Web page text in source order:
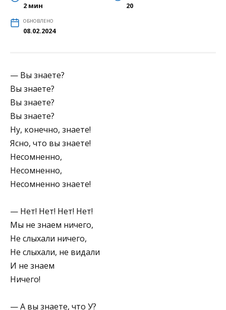
2 мин 20
ОБНОВЛЕНО
08.02.2024
— Вы знаете?
Вы знаете?
Вы знаете?
Вы знаете?
Ну, конечно, знаете!
Ясно, что вы знаете!
Несомненно,
Несомненно,
Несомненно знаете!
— Нет! Нет! Нет! Нет!
Мы не знаем ничего,
Не слыхали ничего,
Не слыхали, не видали
И не знаем
Ничего!
— А вы знаете, что У?